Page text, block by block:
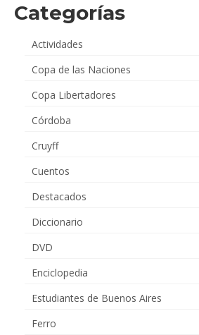
Categorías
Actividades
Copa de las Naciones
Copa Libertadores
Córdoba
Cruyff
Cuentos
Destacados
Diccionario
DVD
Enciclopedia
Estudiantes de Buenos Aires
Ferro